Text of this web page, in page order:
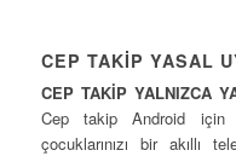
CEP TAKİP YASAL
CEP TAKİP YALNIZCA
Cep takip Android için
çocuklarınızı bir akıllı